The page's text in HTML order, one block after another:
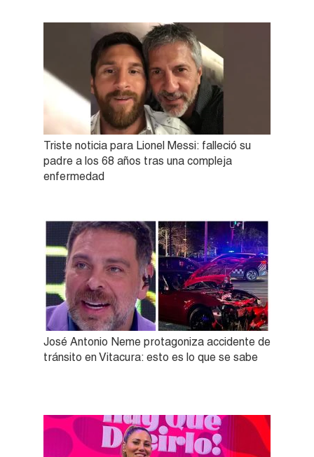
Triste noticia para Lionel Messi: falleció su
padre a los 68 años tras una compleja
enfermedad
José Antonio Neme protagoniza accidente de
tránsito en Vitacura: esto es lo que se sabe